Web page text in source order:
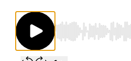
Use Left/Right to